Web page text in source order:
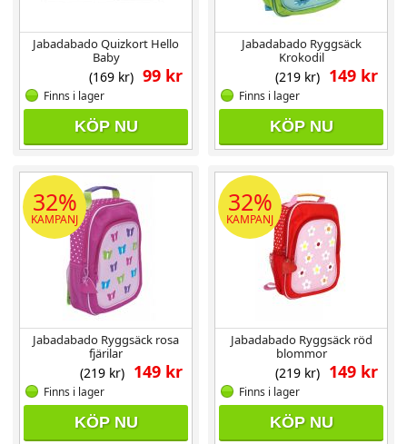
Jabadabado Quizkort Hello
Baby
99 kr
(169 kr)
Finns i lager
KÖP NU
Jabadabado Ryggsäck
Krokodil
149 kr
(219 kr)
Finns i lager
KÖP NU
32%
KAMPANJ
Jabadabado Ryggsäck rosa
fjärilar
149 kr
(219 kr)
Finns i lager
KÖP NU
32%
KAMPANJ
Jabadabado Ryggsäck röd
blommor
149 kr
(219 kr)
Finns i lager
KÖP NU